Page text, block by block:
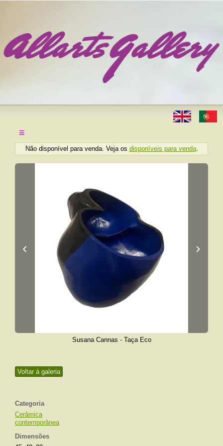
≡
Voltar à galeria
Categoria
Cerâmica
contemporânea
Dimensões
Não disponível para venda. Veja os disponíveis para venda.
‹ ›
Susana Cannas - Taça Eco